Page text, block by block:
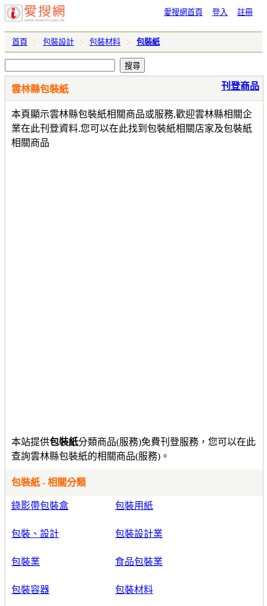
愛搜網首頁 登入 註冊
首頁 包裝設計 包裝材料 包裝紙
雲林縣包裝紙
本頁顯示雲林縣包裝紙相關商品或服務,歡迎雲林縣相關企
業在此刊登資料.您可以在此找到包裝紙相關店家及包裝紙
相關商品
刊登商品
本站提供包裝紙分類商品(服務)免費刊登服務，您可以在此
查詢雲林縣包裝紙的相關商品(服務)。
包裝紙 - 相關分類
錄影帶包裝盒 包裝用紙
包裝、設計 包裝設計業
包裝業 食品包裝業
包裝容器 包裝材料